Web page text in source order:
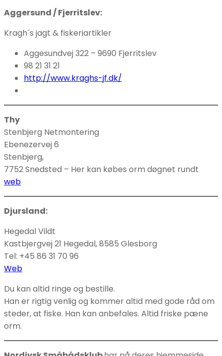
Aggersund / Fjerritslev:
Kragh´s jagt & fiskeriartikler
Aggesundvej 322 – 9690 Fjerritslev
98 21 31 21
http://www.kraghs-jf.dk/
Thy
Stenbjerg Netmontering
Ebenezervej 6
Stenbjerg,
7752 Snedsted – Her kan købes orm døgnet rundt
web
Djursland:
Hegedal Vildt
Kastbjergvej 21 Hegedal, 8585 Glesborg
Tel: +45 86 31 70 96
Web
Du kan altid ringe og bestille.
Han er rigtig venlig og kommer altid med gode råd om
steder, at fiske. Han kan anbefales. Altid friske pæne
orm.